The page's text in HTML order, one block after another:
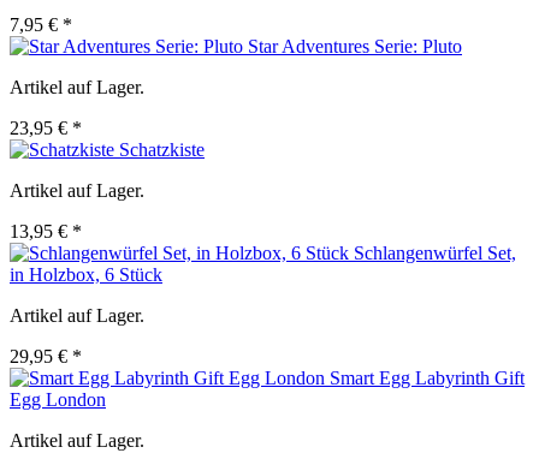
7,95 € *
Star Adventures Serie: Pluto
Artikel auf Lager.
23,95 € *
Schatzkiste
Artikel auf Lager.
13,95 € *
Schlangenwürfel Set,
in Holzbox, 6 Stück
Artikel auf Lager.
29,95 € *
Smart Egg Labyrinth Gift
Egg London
Artikel auf Lager.